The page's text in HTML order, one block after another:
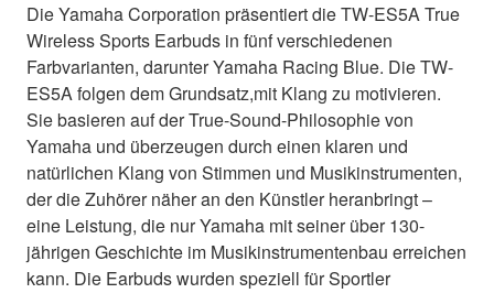
Die Yamaha Corporation präsentiert die TW-ES5A True
Wireless Sports Earbuds in fünf verschiedenen
Farbvarianten, darunter Yamaha Racing Blue. Die TW-
ES5A folgen dem Grundsatz,mit Klang zu motivieren.
Sie basieren auf der True-Sound-Philosophie von
Yamaha und überzeugen durch einen klaren und
natürlichen Klang von Stimmen und Musikinstrumenten,
der die Zuhörer näher an den Künstler heranbringt –
eine Leistung, die nur Yamaha mit seiner über 130-
jährigen Geschichte im Musikinstrumentenbau erreichen
kann. Die Earbuds wurden speziell für Sportler